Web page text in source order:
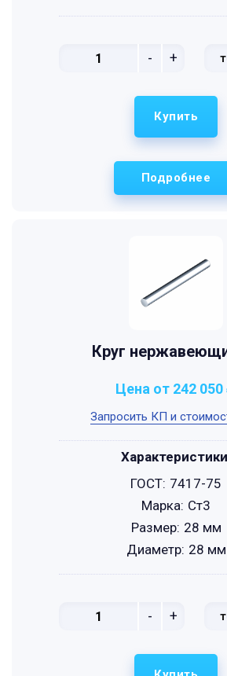
- +
Подробнее
Купить
Круг
Запросить КП и
Цена от 242 050
- +
ГОСТ: 7417-75
Марка: Ст3
Размер: 28 мм
Диаметр: 28 мм